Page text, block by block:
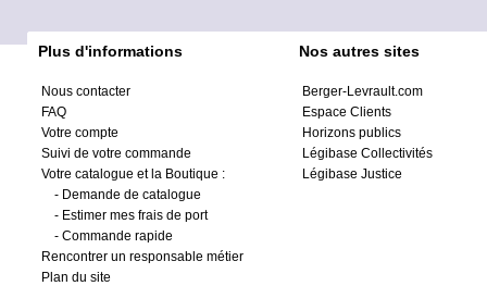
Plus d'informations
Nous contacter
FAQ
Votre compte
Suivi de votre commande
Votre catalogue et la Boutique :
- Demande de catalogue
- Estimer mes frais de port
- Commande rapide
Rencontrer un responsable métier
Plan du site
Nos autres sites
Berger-Levrault.com
Espace Clients
Horizons publics
Légibase Collectivités
Légibase Justice